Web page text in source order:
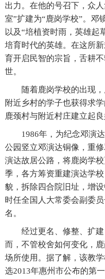
出力。在他的号召下，众
室”扩建为“鹿岗学校”。邓
以及“培植资时雨，英雄起
培育时代的英雄。在这所
育开启民智的宗旨，舌耕
世。
随着鹿岗学校的出现，
附近乡村的学子也获得求
鹿颈村与附近村庄建立起
1986年，为纪念邓演达
公园竖立邓演达铜像，重
演达故居公路，将鹿岗学
季，各方筹资重建演达学
貌，拆除四合院旧址，增
时任全国人大常委会副委
名。
经过更名、修整、扩建
而，不管校舍如何变化，
场所使用。据了解，该教
选2013年惠州市公布的第